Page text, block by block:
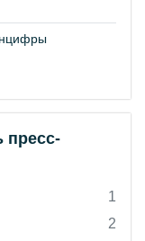
пресс-
1
2